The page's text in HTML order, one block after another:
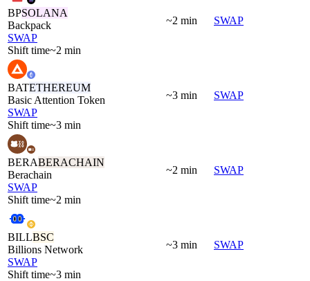
BPSOLANA
Backpack
SWAP
Shift time~2 min
~2 min SWAP
BATETHEREUM
Basic Attention Token
SWAP
Shift time~3 min
~3 min SWAP
BERABERACHAIN
Berachain
SWAP
Shift time~2 min
~2 min SWAP
BILLBSC
Billions Network
SWAP
Shift time~3 min
~3 min SWAP